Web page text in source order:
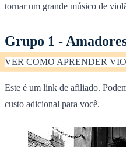
tornar um grande músico de
Grupo 1 -
VER COMO APRENDER
Este é um link de afiliado.
custo adicional para você.